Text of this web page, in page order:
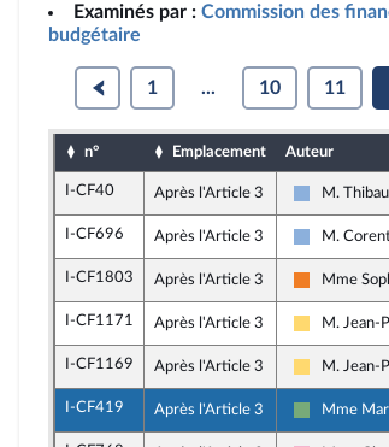
Examinés par : Commission des
budgétaire
1 ... 10 11
n° Emplacement Auteur
I-CF40 Après l'Article 3
Droite
M.
I-CF696 Après l'Article 3
Droite
M.
I-CF1803 Après l'Article 3
Les
Mme
I-CF1171 Après l'Article 3
Libertés,
M. Jean-
I-CF1169 Après l'Article 3
Libertés,
M. Jean-
I-CF419 Après l'Article 3
Écologiste
Mme